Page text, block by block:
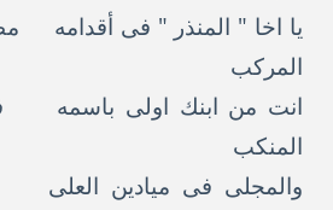
يا اخا " المنذر " فى أقدامه
المركب
انت من ابنك اولى باسمه
المنكب
والمجلى فى ميادين